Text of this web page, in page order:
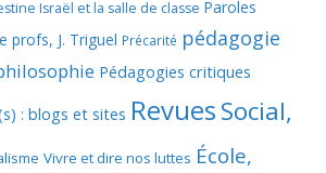
Israël et la salle de classe Paroles
profs, J. Triguel Précarité pédagogie
Pédagogies critiques
: blogs et sites RevuesSocial,
Vivre et dire nos luttes École,